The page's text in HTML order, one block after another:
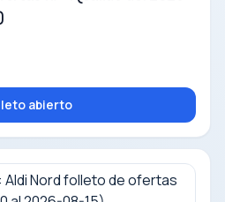
abierto